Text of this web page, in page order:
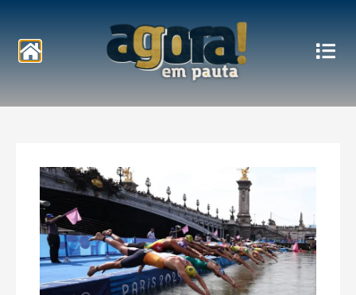
Notícias